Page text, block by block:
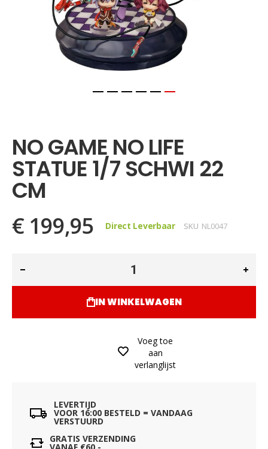
begin
van
de
afbeeldingen-
gallerij
NO GAME NO LIFE
STATUE 1/7 SCHWI 22
CM
€ 199,95 Direct Leverbaar SKU NL0047
IN WINKELWAGEN
Voeg toe
aan
verlanglijst
LEVERTIJD
VOOR 16:00 BESTELD = VANDAAG
VERSTUURD
GRATIS VERZENDING